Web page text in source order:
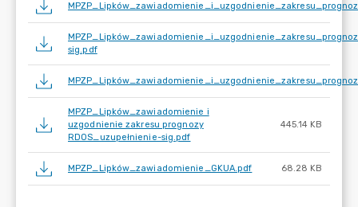
sig.pdf
MPZP_Lipków_zawiadomienie i
uzgodnienie zakresu prognozy
RDOS_uzupełnienie-sig.pdf
445.14 KB
MPZP_Lipków_zawiadomienie_GKUA.pdf 68.28 KB